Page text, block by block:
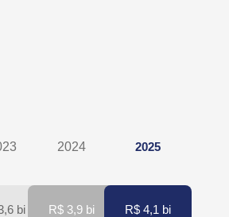
2024 2025
bi R$ 3,9 bi R$ 4,1 bi